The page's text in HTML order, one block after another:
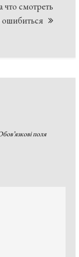
смотреть
поля